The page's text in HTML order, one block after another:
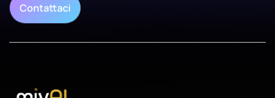
Contattaci